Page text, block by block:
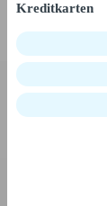
Kreditkarten